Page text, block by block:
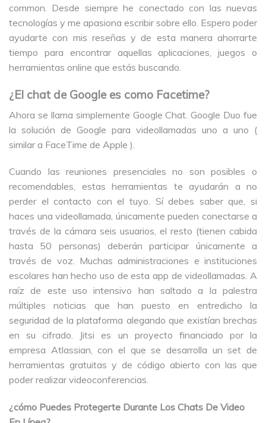
common. Desde siempre he conectado con las nuevas
tecnologías y me apasiona escribir sobre ello. Espero poder
ayudarte con mis reseñas y de esta manera ahorrarte
tiempo para encontrar aquellas aplicaciones, juegos o
herramientas online que estás buscando.
¿El chat de Google es como Facetime?
Ahora se llama simplemente Google Chat. Google Duo fue
la solución de Google para videollamadas uno a uno (
similar a FaceTime de Apple ).
Cuando las reuniones presenciales no son posibles o
recomendables, estas herramientas te ayudarán a no
perder el contacto con el tuyo. Sí debes saber que, si
haces una videollamada, únicamente pueden conectarse a
través de la cámara seis usuarios, el resto (tienen cabida
hasta 50 personas) deberán participar únicamente a
través de voz. Muchas administraciones e instituciones
escolares han hecho uso de esta app de videollamadas. A
raíz de este uso intensivo han saltado a la palestra
múltiples noticias que han puesto en entredicho la
seguridad de la plataforma alegando que existían brechas
en su cifrado. Jitsi es un proyecto financiado por la
empresa Atlassian, con el que se desarrolla un set de
herramientas gratuitas y de código abierto con las que
poder realizar videoconferencias.
¿cómo Puedes Protegerte Durante Los Chats De Video